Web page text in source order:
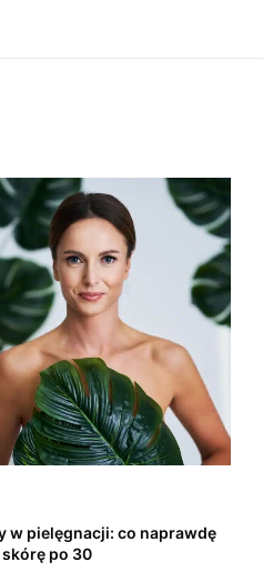
w pielęgnacji: co naprawdę
skórę po 30